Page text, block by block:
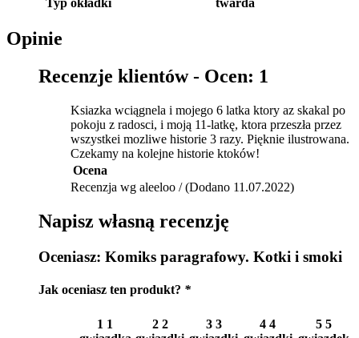
Opinie
Recenzje klientów - Ocen: 1
Ksiazka wciągnela i mojego 6 latka ktory az skakal po
pokoju z radosci, i moją 11-latkę, ktora przeszła przez
wszystkei mozliwe historie 3 razy. Pięknie ilustrowana.
Czekamy na kolejne historie ktoków!
Ocena
Recenzja wg aleeloo / (Dodano 11.07.2022)
Napisz własną recenzję
Oceniasz: Komiks paragrafowy. Kotki i smoki
Jak oceniasz ten produkt? *
1 1
2 2
3 3
4 4
5 5